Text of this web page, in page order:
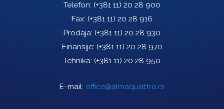
Telefon: (+381 11) 20 28 900
Fax: (+381 11) 20 28 916
Prodaja: (+381 11) 20 28 930
Finansije: (+381 11) 20 28 970
Tehnika: (+381 11) 20 28 950
E-mail: office@almaquattro.rs